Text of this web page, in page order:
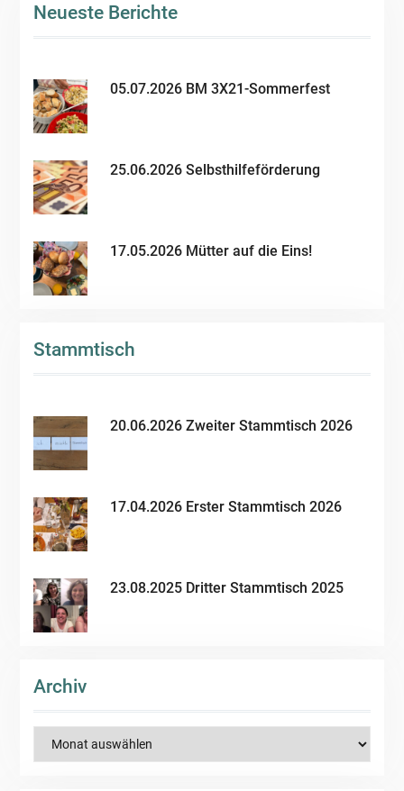
Neueste Berichte
05.07.2026 BM 3X21-Sommerfest
25.06.2026 Selbsthilfeförderung
17.05.2026 Mütter auf die Eins!
Stammtisch
20.06.2026 Zweiter Stammtisch 2026
17.04.2026 Erster Stammtisch 2026
23.08.2025 Dritter Stammtisch 2025
Archiv
Archiv